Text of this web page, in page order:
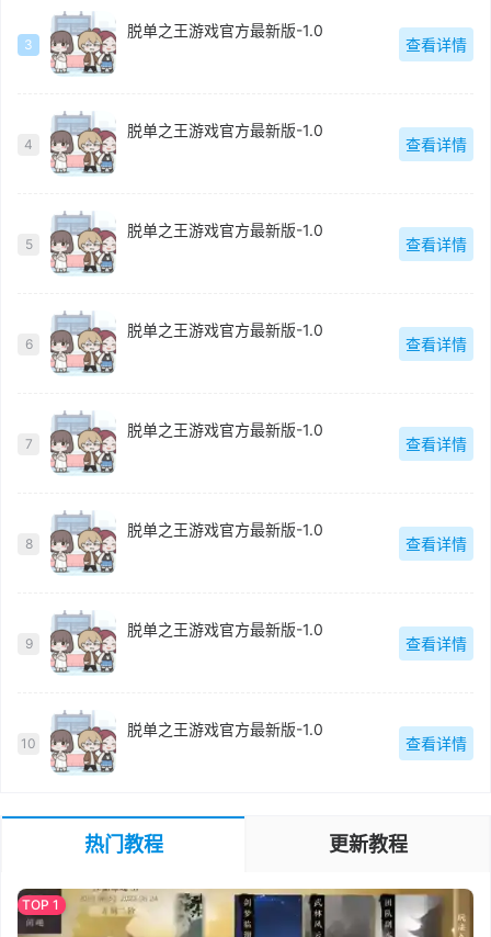
3
脱单之王游戏官方最新版-1.0
查看详情
4
脱单之王游戏官方最新版-1.0
查看详情
5
脱单之王游戏官方最新版-1.0
查看详情
6
脱单之王游戏官方最新版-1.0
查看详情
7
脱单之王游戏官方最新版-1.0
查看详情
8
脱单之王游戏官方最新版-1.0
查看详情
9
脱单之王游戏官方最新版-1.0
查看详情
10
脱单之王游戏官方最新版-1.0
查看详情
热门教程 更新教程